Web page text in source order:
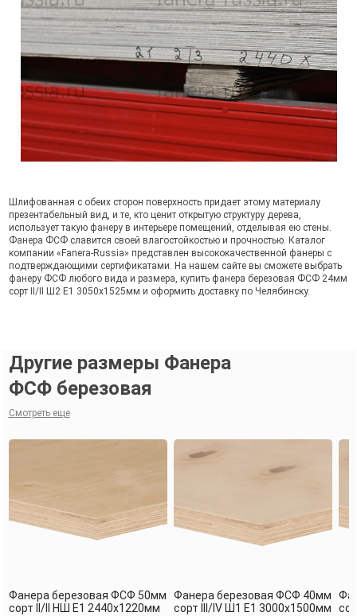
Шлифованная с обеих сторон поверхность придает этому материалу
презентабельный вид, и те, кто ценит открытую структуру дерева,
использует такую фанеру в интерьере помещений, отделывая ею стены.
Фанера ФСФ славится своей влагостойкостью и прочностью. Каталог
компании «Fanera-Russia» представлен высококачественной фанеры с
подтверждающими сертификатами. На нашем сайте вы сможете выбрать
фанеру ФСФ любого вида и размера, купить фанера березовая ФСФ 24мм
сорт II/II Ш2 Е1 3050х1525мм и оформить доставку по Челябинску.
Другие размеры Фанера
ФСФ березовая
Смотреть еще
Фанера березовая ФСФ 50мм
сорт II/II НШ Е1 2440x1220мм
Фанера березовая ФСФ 40мм
сорт III/IV Ш1 Е1 3000x1500мм